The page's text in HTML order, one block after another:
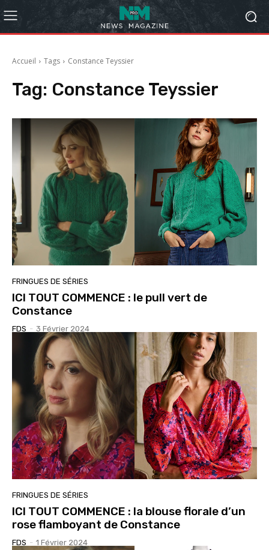
Accueil Tags Constance Teyssier
Tag: Constance Teyssier
FRINGUES DE SÉRIES
ICI TOUT COMMENCE : le pull vert de
Constance
FDS - 3 Février 2024
FRINGUES DE SÉRIES
ICI TOUT COMMENCE : la blouse florale d’un
rose flamboyant de Constance
FDS - 1 Février 2024